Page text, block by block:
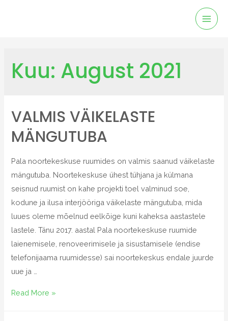
Kuu: August 2021
VALMIS VÄIKELASTE
MÄNGUTUBA
Pala noortekeskuse ruumides on valmis saanud väikelaste
mängutuba. Noortekeskuse ühest tühjana ja külmana
seisnud ruumist on kahe projekti toel valminud soe,
kodune ja ilusa interjööriga väikelaste mängutuba, mida
luues oleme mõelnud eelkõige kuni kaheksa aastastele
lastele. Tänu 2017. aastal Pala noortekeskuse ruumide
laienemisele, renoveerimisele ja sisustamisele (endise
telefonijaama ruumidesse) sai noortekeskus endale juurde
uue ja …
Read More »